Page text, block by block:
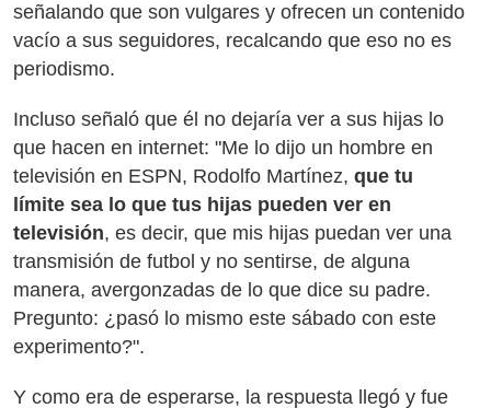
señalando que son vulgares y ofrecen un contenido
vacío a sus seguidores, recalcando que eso no es
periodismo.
Incluso señaló que él no dejaría ver a sus hijas lo
que hacen en internet: "Me lo dijo un hombre en
televisión en ESPN, Rodolfo Martínez, que tu
límite sea lo que tus hijas pueden ver en
televisión, es decir, que mis hijas puedan ver una
transmisión de futbol y no sentirse, de alguna
manera, avergonzadas de lo que dice su padre.
Pregunto: ¿pasó lo mismo este sábado con este
experimento?".
Y como era de esperarse, la respuesta llegó y fue